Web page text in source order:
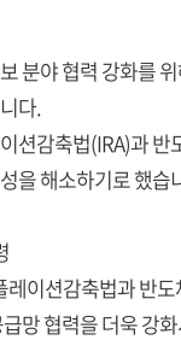
분야 협력 강화를
다.
션감축법(IRA)과 반
을 해소하기로 했습
레이션감축법과 반
망 협력을 더욱 강